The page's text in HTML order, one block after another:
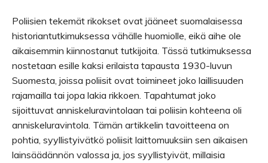
Poliisien tekemät rikokset ovat jääneet suomalaisessa
historiantutkimuksessa vähälle huomiolle, eikä aihe ole
aikaisemmin kiinnostanut tutkijoita. Tässä tutkimuksessa
nostetaan esille kaksi erilaista tapausta 1930-luvun
Suomesta, joissa poliisit ovat toimineet joko laillisuuden
rajamailla tai jopa lakia rikkoen. Tapahtumat joko
sijoittuvat anniskeluravintolaan tai poliisin kohteena oli
anniskeluravintola. Tämän artikkelin tavoitteena on
pohtia, syyllistyivätkö poliisit laittomuuksiin sen aikaisen
lainsäädännön valossa ja, jos syyllistyivät, millaisia